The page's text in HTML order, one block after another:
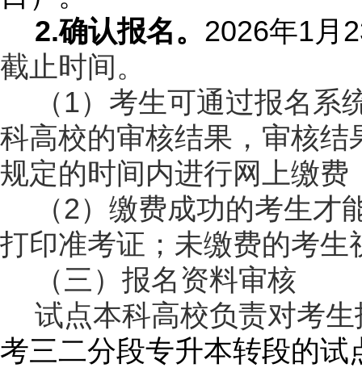
2.确认报名。 2026年1月
截止时间。
（1）考生可通过报名系
科高校的审核结果，审核结
规定的时间内进行网上缴费
（2）缴费成功的考生才
打印准考证；未缴费的考生
（三）报名资料审核
试点本科高校负责对考
考三二分段专升本转段的